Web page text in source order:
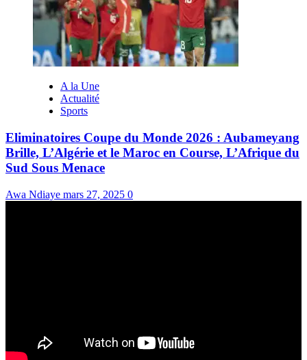
A la Une
Actualité
Sports
Eliminatoires Coupe du Monde 2026 : Aubameyang
Brille, L’Algérie et le Maroc en Course, L’Afrique du
Sud Sous Menace
Awa Ndiaye mars 27, 2025 0